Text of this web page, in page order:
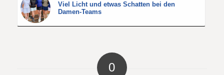
Viel Licht und etwas Schatten bei den
Damen-Teams
0